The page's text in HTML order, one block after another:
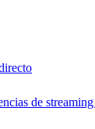
de